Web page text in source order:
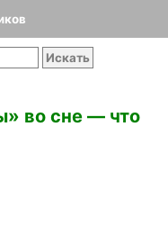
во сне — что